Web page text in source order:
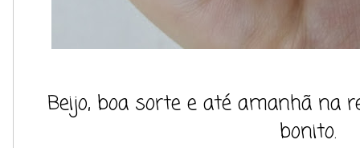
Beijo, boa sorte e até amanhã na
bonito.